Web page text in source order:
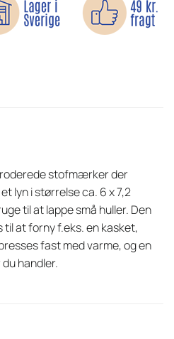
stofmærker der
lyn i størrelse ca. 6 x 7,2
til at lappe små huller. Den
at forny f.eks. en kasket,
fast med varme, og en
handler.